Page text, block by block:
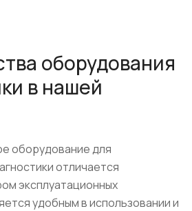
оборудования
в нашей
оборудование для
отличается
эксплуатационных
удобным в использовании и